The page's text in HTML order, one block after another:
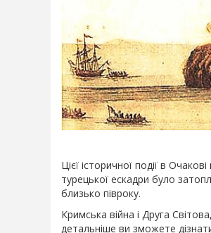
Цієї історичної події в
турецької ескадри було
близько півроку.
Кримська війна і Друга
детальніше ви зможете